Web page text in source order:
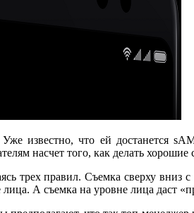
известно, что ей достанется
насчет того, как делать хорошие
трех правил. Съемка сверху вниз
А съемка на уровне лица даст